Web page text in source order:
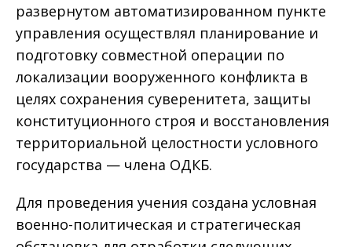
развернутом автоматизированном пункте
управления осуществлял планирование и
подготовку совместной операции по
локализации вооруженного конфликта в
целях сохранения суверенитета, защиты
конституционного строя и восстановления
территориальной целостности условного
государства — члена ОДКБ.
Для проведения учения создана условная
военно-политическая и стратегическая